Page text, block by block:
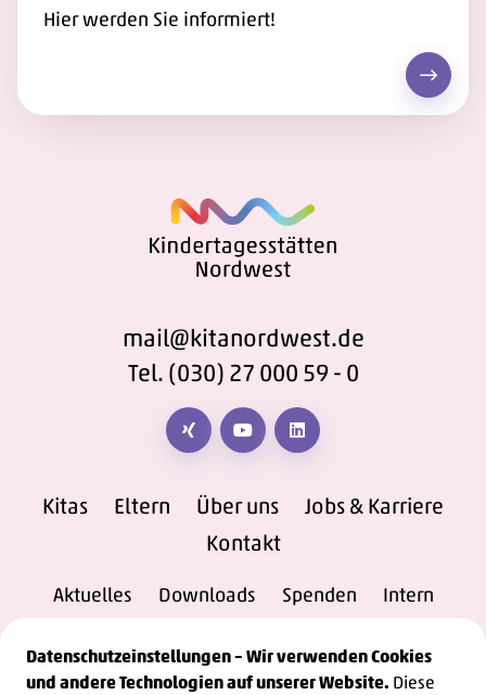
Hier werden Sie informiert!
mail@kitanordwest.de
Tel. (030) 27 000 59 - 0
Besuchen Sie uns auf XING-Link
Sehen Sie unsere Videos bei
Kita Nordwest bei
Kitas Eltern Über uns
Jobs & Karriere
Kontakt
Aktuelles Downloads Spenden Intern
Datenschutzeinstellungen – Wir verwenden Cookies
und andere Technologien auf unserer Website. Diese